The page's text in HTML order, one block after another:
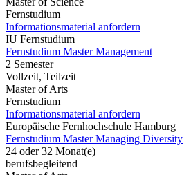
Fernstudium
Informationsmaterial anfordern
IU Fernstudium
Fernstudium Master Management
2 Semester
Vollzeit, Teilzeit
Master of Arts
Fernstudium
Informationsmaterial anfordern
Europäische Fernhochschule Hamburg
Fernstudium Master Managing Diversity
24 oder 32 Monat(e)
berufsbegleitend